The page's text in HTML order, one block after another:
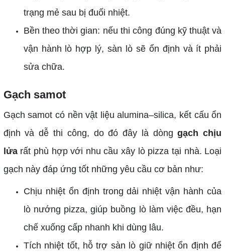
trạng mẻ sau bị đuối nhiệt.
Bền theo thời gian: nếu thi công đúng kỹ thuật và
vận hành lò hợp lý, sàn lò sẽ ổn định và ít phải
sửa chữa.
Gạch samot
Gạch samot có nền vật liệu alumina–silica, kết cấu ổn
định và dễ thi công, do đó đây là dòng gạch chịu
lửarất phù hợp với nhu cầu xây lò pizza tại nhà. Loại
gạch này đáp ứng tốt những yêu cầu cơ bản như:
Chịu nhiệt ổn định trong dải nhiệt vận hành của
lò nướng pizza, giúp buồng lò làm việc đều, hạn
chế xuống cấp nhanh khi dùng lâu.
Tích nhiệt tốt, hỗ trợ sàn lò giữ nhiệt ổn định để